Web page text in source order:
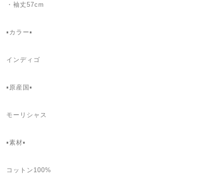
・袖丈57cm
▪カラー▪
インディゴ
▪️原産国▪
モーリシャス
▪️素材▪
コットン100%